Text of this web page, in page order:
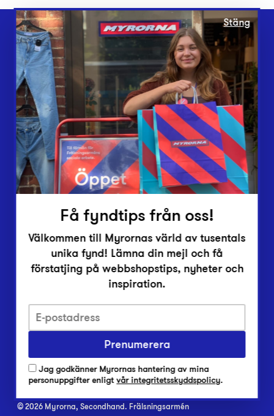
Webbshop
Butiker
Lämna in
Vårt överskott
Inlämningsplatser
Om Myrorna
Lediga jobb
Pressrum
Integritetsskyddspolicy
Har du frågor om onlineköp, leverans eller retur?
Har du frågor om vår verksamhet?
Vanliga frågor om Myrorna
© 2026 Myrorna, Secondhand. Frälsningsarmén
Stäng
Få fyndtips från oss!
Välkommen till Myrornas värld av tusentals
unika fynd! Lämna din mejl och få
förstatjing på webbshopstips, nyheter och
inspiration.
Prenumerera
Jag godkänner Myrornas hantering av mina
personuppgifter enligtvår integritetsskyddspolicy.